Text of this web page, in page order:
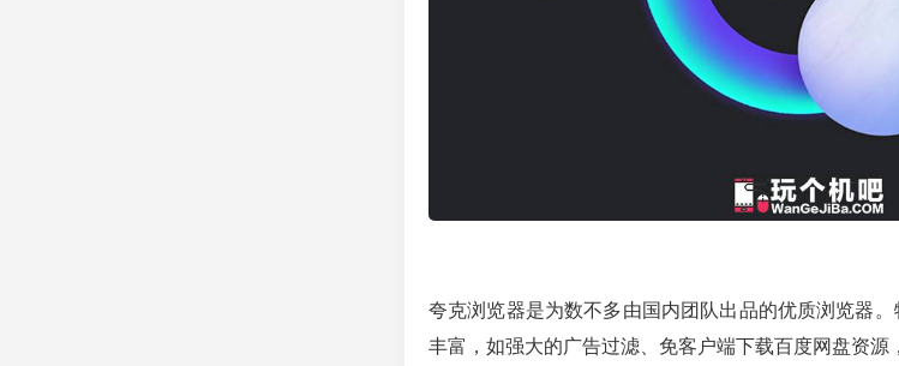
夸克浏览器是为数不多由国内团队出品的优质浏览器
丰富，如强大的广告过滤、免客户端下载百度网盘资源